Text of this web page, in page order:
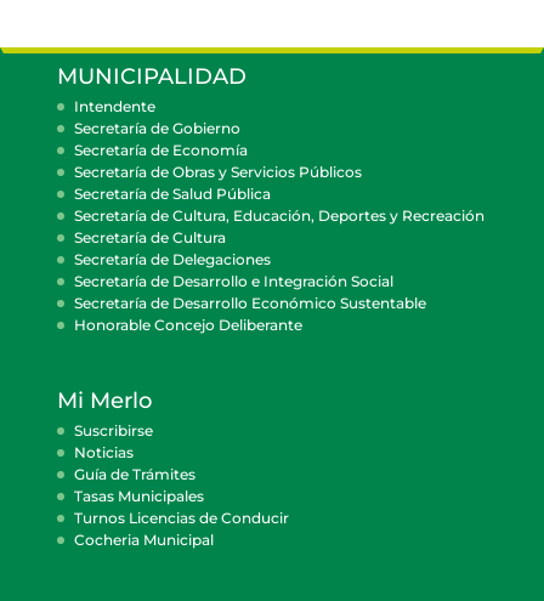
MUNICIPALIDAD
Intendente
Secretaría de Gobierno
Secretaría de Economía
Secretaría de Obras y Servicios Públicos
Secretaría de Salud Pública
Secretaría de Cultura, Educación, Deportes y Recreación
Secretaría de Cultura
Secretaría de Delegaciones
Secretaría de Desarrollo e Integración Social
Secretaría de Desarrollo Económico Sustentable
Honorable Concejo Deliberante
Mi Merlo
Suscribirse
Noticias
Guía de Trámites
Tasas Municipales
Turnos Licencias de Conducir
Cocheria Municipal